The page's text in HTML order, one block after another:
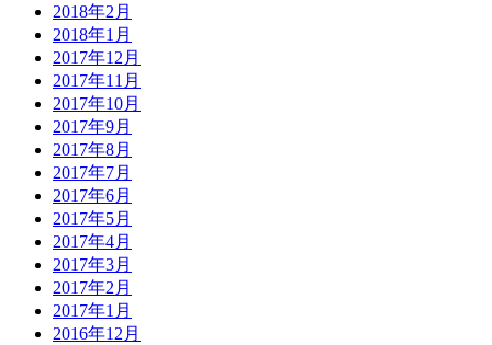
2018年2月
2018年1月
2017年12月
2017年11月
2017年10月
2017年9月
2017年8月
2017年7月
2017年6月
2017年5月
2017年4月
2017年3月
2017年2月
2017年1月
2016年12月